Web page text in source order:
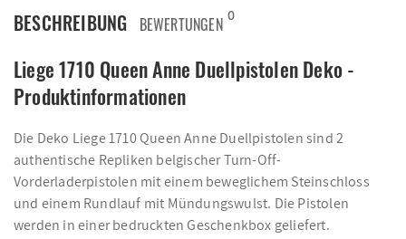
BESCHREIBUNG BEWERTUNGEN 0
Liege 1710 Queen Anne Duellpistolen Deko -
Produktinformationen
Die Deko Liege 1710 Queen Anne Duellpistolen sind 2
authentische Repliken belgischer Turn-Off-
Vorderladerpistolen mit einem beweglichem Steinschloss
und einem Rundlauf mit Mündungswulst. Die Pistolen
werden in einer bedruckten Geschenkbox geliefert.